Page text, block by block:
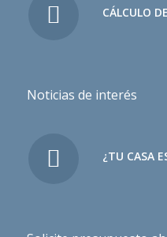
CÁLCULO
Noticias de interés
¿TU CASA